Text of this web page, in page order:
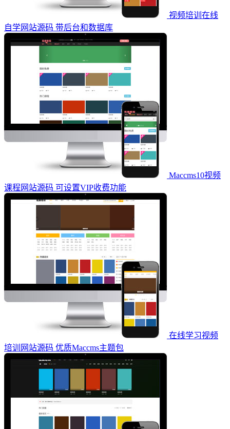
视频培训在线
自学网站源码 带后台和数据库
Maccms10视频
课程网站源码 可设置VIP收费功能
在线学习视频
培训网站源码 优质Maccms主题包